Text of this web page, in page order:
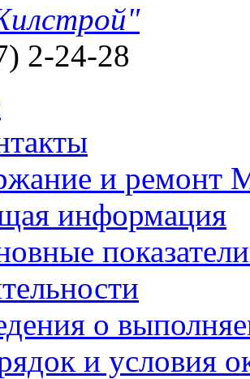
2-24-28
и ремонт
информация
о
и условия